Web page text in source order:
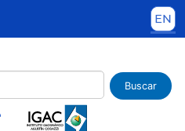
Buscar
Imagen interna